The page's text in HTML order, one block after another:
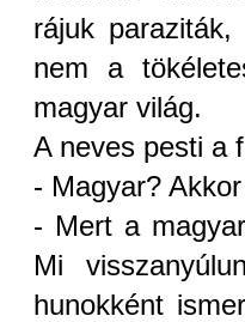
rájuk
nem a
magyar világ.
A neves pesti a
- Magyar?
- Mert a
Mi
hunokként